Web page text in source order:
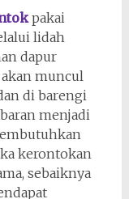
pakai
lidah
dapur
muncul
di barengi
menjadi
kerontokan
sebaiknya